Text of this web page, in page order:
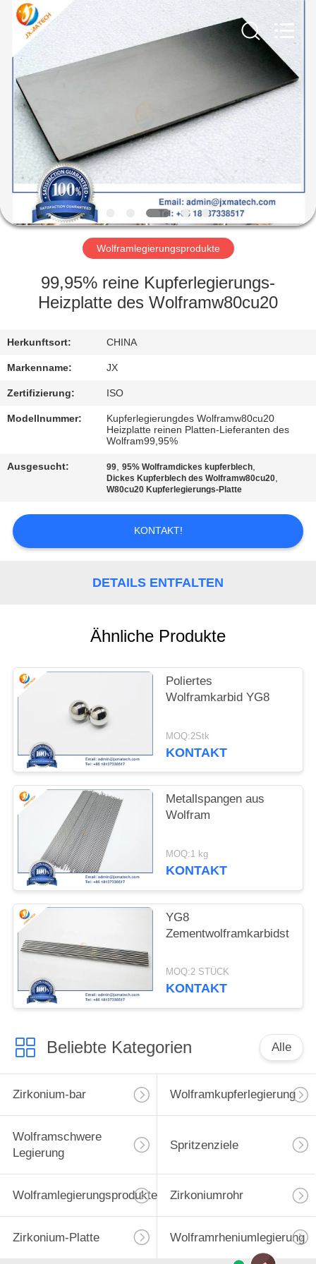
HAUS
PRODUKTE
ÜBER
UNS
FABRIK-
AUSFLUG
TRETEN
MIT
UNS
IN
VERBINDUNG
NACHRICHTEN
FORDERN
SITEMAP
PRIVACY
POLICY
Rights
Reserved.
Developed
ECER
Wolframlegierungsprodukte
99,95% reine Kupferlegierungs-
Heizplatte des Wolframw80cu20
Herkunftsort: CHINA
Markenname: JX
Zertifizierung: ISO
Modellnummer:
Kupferlegierungdes Wolframw80cu20
Heizplatte reinen Platten-Lieferanten des
Wolfram99,95%
Ausgesucht: 99,95% Wolframdickes kupferblech,
Dickes Kupferblech des Wolframw80cu20,
W80cu20 Kupferlegierungs-Platte
KONTAKT!
DETAILS ENTFALTEN
Ähnliche Produkte
Poliertes
Wolframkarbid YG8
MOQ:2Stk
KONTAKT
Metallspangen aus
Wolfram
MOQ:1 kg
KONTAKT
YG8
Zementwolframkarbidstange
MOQ:2 STÜCK
KONTAKT
Beliebte Kategorien Alle
Zirkonium-bar Wolframkupferlegierung
Wolframschwere
Legierung
Spritzenziele
Wolframlegierungsprodukte Zirkoniumrohr
Zirkonium-Platte Wolframrheniumlegierung